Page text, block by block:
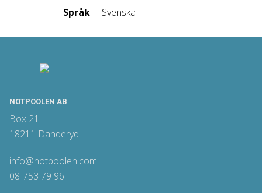
Språk
Svenska
NOTPOOLEN AB
Box 21
18211 Danderyd
info@notpoolen.com
08-753 79 96